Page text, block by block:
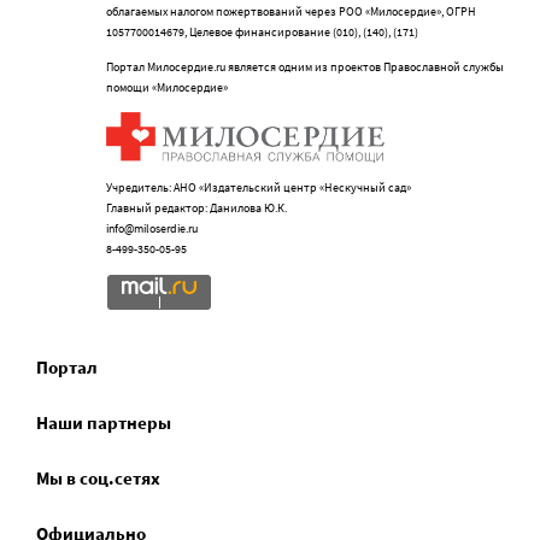
облагаемых налогом пожертвований через РОО «Милосердие», ОГРН
1057700014679, Целевое финансирование (010), (140), (171)
Портал Милосердие.ru является одним из проектов Православной службы
помощи «Милосердие»
Учредитель: АНО «Издательский центр «Нескучный сад»
Главный редактор: Данилова Ю.К.
info@miloserdie.ru
8-499-350-05-95
Портал
Наши партнеры
Мы в соц.сетях
Официально